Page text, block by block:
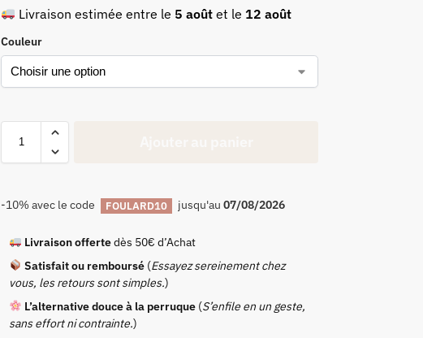
Livraison estimée entre le 5 août et le 12 août
Couleur
-10% avec le code FOULARD10 jusqu'au07/08/2026
Livraison offertedès 50€ d’Achat
Satisfait ou remboursé (Essayez sereinement chez
vous, les retours sont simples.)
L’alternative douce à la perruque (S’enfile en un geste,
sans effort ni contrainte.)